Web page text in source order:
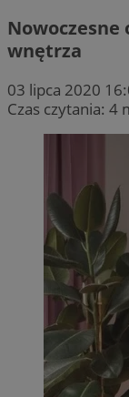
wnętrza
03 lipca 2020
Czas czytania: 4